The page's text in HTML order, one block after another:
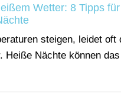
Wetter: 8 Tipps
steigen, leidet oft
Heiße Nächte können